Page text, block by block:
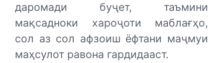
даромади буҷет, таъмини
мақсадноки хароҷоти маблағҳо,
сол аз сол афзоиш ёфтани маҷмуи
маҳсулот равона гардидааст.